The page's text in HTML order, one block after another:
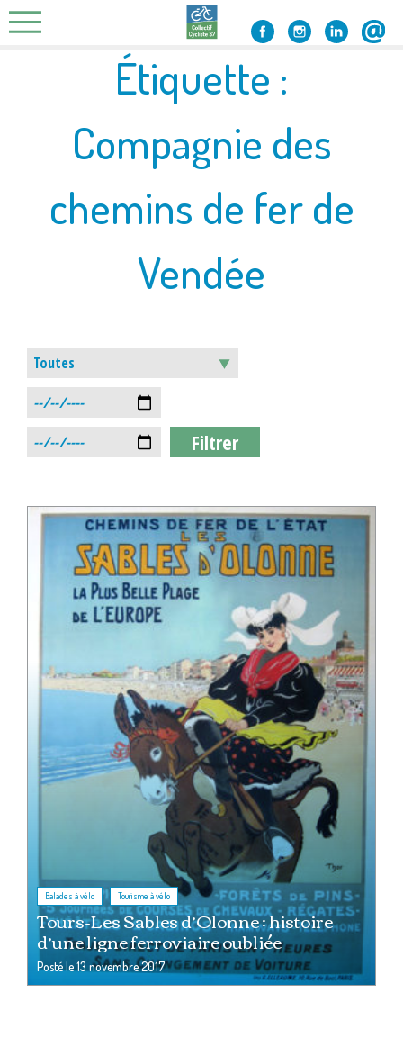
Skip
to
Étiquette :
Compagnie des
chemins de fer de
Vendée
Balades à vélo , Tourisme à vélo
Tours-Les Sables d’Olonne : histoire
d’une ligne ferroviaire oubliée
Posté le13 novembre 2017